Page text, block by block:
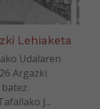
Lehiaketa
Udalaren
Argazki
J...